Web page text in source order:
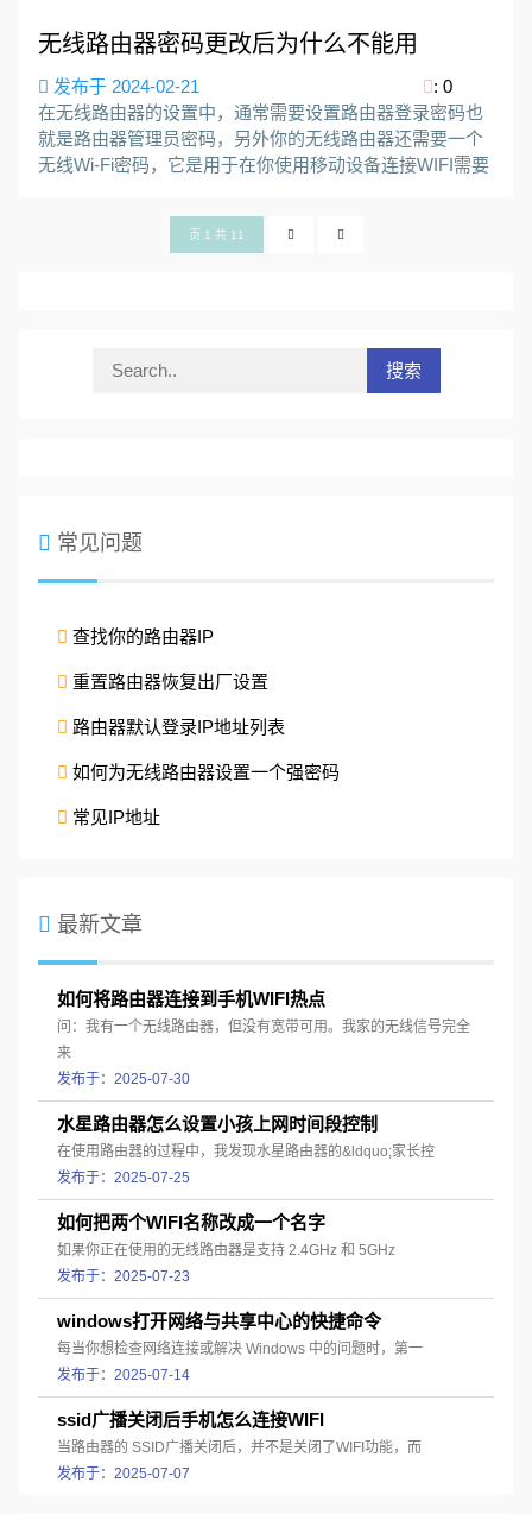
无线路由器密码更改后为什么不能用
发布于 2024-02-21
: 0
在无线路由器的设置中，通常需要设置路由器登录密码也
就是路由器管理员密码，另外你的无线路由器还需要一个
无线Wi-Fi密码，它是用于在你使用移动设备连接WIFI需要
页 1 共 11
搜索
常见问题
查找你的路由器IP
重置路由器恢复出厂设置
路由器默认登录IP地址列表
如何为无线路由器设置一个强密码
常见IP地址
最新文章
如何将路由器连接到手机WIFI热点
问：我有一个无线路由器，但没有宽带可用。我家的无线信号完全
来
发布于：2025-07-30
水星路由器怎么设置小孩上网时间段控制
在使用路由器的过程中，我发现水星路由器的&ldquo;家长控
发布于：2025-07-25
如何把两个WIFI名称改成一个名字
如果你正在使用的无线路由器是支持 2.4GHz 和 5GHz
发布于：2025-07-23
windows打开网络与共享中心的快捷命令
每当你想检查网络连接或解决 Windows 中的问题时，第一
发布于：2025-07-14
ssid广播关闭后手机怎么连接WIFI
当路由器的 SSID广播关闭后，并不是关闭了WIFI功能，而
发布于：2025-07-07